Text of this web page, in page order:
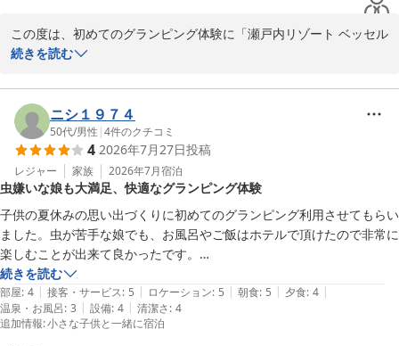
お客様のまたのお越しを、スタッフ一同心よりお待ちしておりま
す。
瀬戸内リゾートベッセルおおち
瀬戸内リゾート ベッセルおおち
2026-08-02
4人家族で普段からそこまで爆食しない、女性が多い家庭等であれば食
材は少し余るくらいだと思います。
この度は、初めてのグランピング体験に「瀬戸内リゾート ベッセル
おおち」をお選びいただき、誠にありがとうございました。また、
拝読いたしました。
猛暑が続く中でのご滞在でございましたが、テント内のエアコンで
快適にお過ごしいただけたとのこと、大変安心いたしました。ま
た、テントからすぐのビーチでの海水浴や、ご家族皆様でのBBQも
量・味ともにご満足いただけて何よりでございます。小さなお子様
と一緒に夏の素敵な思い出を作っていただけたのでしたら、私ども
にとってもこれ以上の喜びはございません。
なお、冷蔵庫に関する貴重なご要望もいただきありがとうございま
す。現状はクーラーボックスでのご案内となっておりますが、グラ
ンピングの雰囲気を大切にしつつ、より快適にお過ごしいただける
よう今後の設備改善の参考とさせていただきます。
続きを読む
ニシ１９７４
50代/男性 |4件のクチコミ
4 2026年7月27日投稿
レジャー 家族 2026年7月宿泊
虫嫌いな娘も大満足、快適なグランピング体験
子供の夏休みの思い出づくりに初めてのグランピング利用させてもらい
ました。虫が苦手な娘でも、お風呂やご飯はホテルで頂けたので非常に
楽しむことが出来て良かったです。
またグランピングテントも真夏でしたが快適で、ホテルの従業員さんも
とても親切でした。
続きを読む
部屋: 4 | 接客・サービス: 5 | ロケーション: 5 | 朝食: 5 | 夕食: 4 |
温泉・お風呂: 3 | 設備: 4 | 清潔さ: 4
追加情報:小さな子供と一緒に宿泊